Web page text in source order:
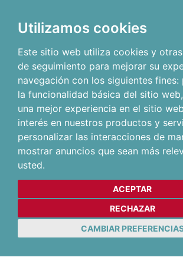
Utilizamos cookies
Este sitio web utiliza cookies y
de seguimiento para mejorar su
navegación con los siguientes fines:
la funcionalidad básica del sitio web,
una mejor experiencia en el sitio web
interés en nuestros productos y
personalizar las interacciones de
mostrar anuncios que sean más
usted.
ACEPTAR
RECHAZAR
CAMBIAR